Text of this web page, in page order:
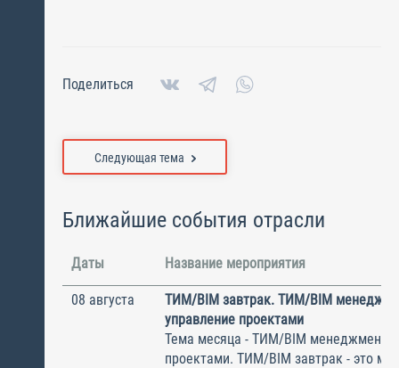
Поделиться
Следующая тема
Ближайшие события отрасли
Даты Название мероприятия
08 августа
ТИМ/BIM завтрак. ТИМ/BIM
управление проектами
Тема месяца - ТИМ/BIM менеджмент и
проектами. ТИМ/BIM завтрак - это